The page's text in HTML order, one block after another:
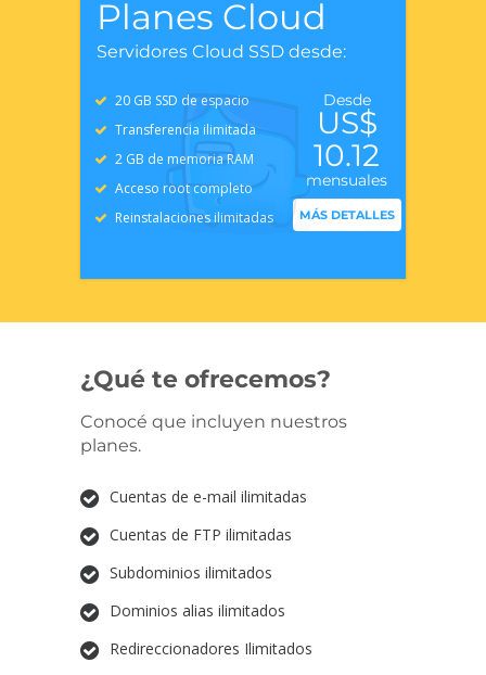
Planes Cloud
Servidores Cloud SSD desde:
20 GB SSD de espacio
Transferencia ilimitada
2 GB de memoria RAM
Acceso root completo
Reinstalaciones ilimitadas
Desde
US$
10.12
mensuales
MÁS DETALLES
¿Qué te ofrecemos?
Conocé que incluyen nuestros
planes.
Cuentas de e-mail ilimitadas
Cuentas de FTP ilimitadas
Subdominios ilimitados
Dominios alias ilimitados
Redireccionadores Ilimitados